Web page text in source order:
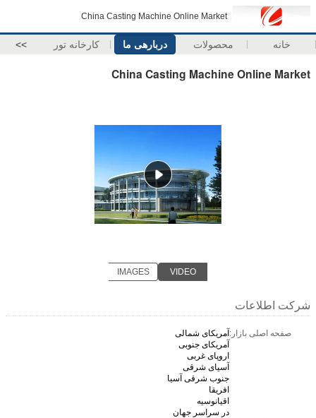
China Casting Machine Online Market
خانه محصولات دربارهی ما کارخانه تور >>
China Casting Machine Online Market
VIDEO
IMAGES
شرکت اطلاعات
صفحه اصلی بازار:آمریکای شمالی
آمریکای جنوبی
اروپای غربی
آسیای شرقی
جنوب شرقی آسیا
افریقا
اقیانوسیه
در سراسر جهان